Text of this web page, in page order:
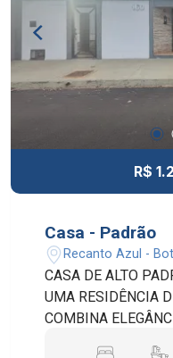
ESPAÇO ABERTO). EDÍCULA E LAZER:
ESTRUTURA NOS
DEPÓSITO
GENEROSA
POTENCIAL PARA
PARA QUEM TEM
JARDINAGEM OU
PISCINA.
R$
Casa - Padrão
Recanto Azul -
CASA DE ALTO
UMA RESIDÊNCIA
COMBINA